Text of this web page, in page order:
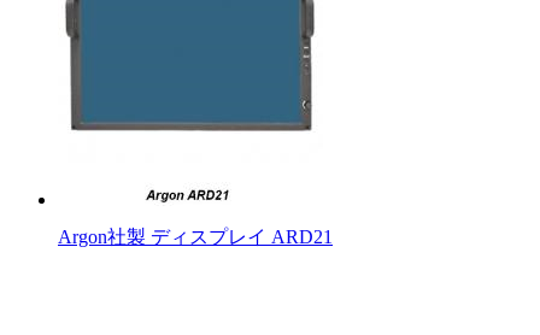
Argon社製 ディスプレイ ARD21